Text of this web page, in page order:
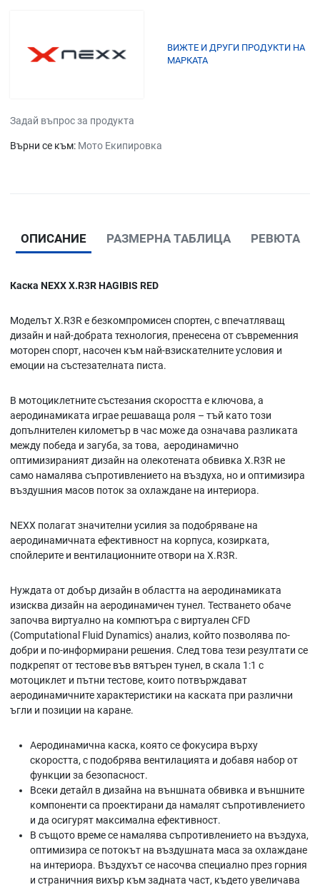
ВИЖТЕ И ДРУГИ ПРОДУКТИ НА
МАРКАТА
Задай въпрос за продукта
Върни се към: Мото Екипировка
ОПИСАНИЕ РАЗМЕРНА ТАБЛИЦА РЕВЮТА
Каска NEXX X.R3R HAGIBIS RED
Моделът X.R3R е безкомпромисен спортен, с впечатляващ
дизайн и най-добрата технология, пренесена от съвременния
моторен спорт, насочен към най-взискателните условия и
емоции на състезателната писта.
В мотоциклетните състезания скоростта е ключова, а
аеродинамиката играе решаваща роля – тъй като този
допълнителен километър в час може да означава разликата
между победа и загуба, за това, аеродинамично
оптимизираният дизайн на олекотената обвивка X.R3R не
само намалява съпротивлението на въздуха, но и оптимизира
въздушния масов поток за охлаждане на интериора.
NEXX полагат значителни усилия за подобряване на
аеродинамичната ефективност на корпуса, козирката,
спойлерите и вентилационните отвори на X.R3R.
Нуждата от добър дизайн в областта на аеродинамиката
изисква дизайн на аеродинамичен тунел. Тестването обаче
започва виртуално на компютъра с виртуален CFD
(Computational Fluid Dynamics) анализ, който позволява по-
добри и по-информирани решения. След това тези резултати се
подкрепят от тестове във вятърен тунел, в скала 1:1 с
мотоциклет и пътни тестове, които потвърждават
аеродинамичните характеристики на каската при различни
ъгли и позиции на каране.
Аеродинамична каска, която се фокусира върху
скоростта, с подобрява вентилацията и добавя набор от
функции за безопасност.
Всеки детайл в дизайна на външната обвивка и външните
компоненти са проектирани да намалят съпротивлението
и да осигурят максимална ефективност.
В същото време се намалява съпротивлението на въздуха,
оптимизира се потокът на въздушната маса за охлаждане
на интериора. Въздухът се насочва специално през горния
и страничния вихър към задната част, където увеличава